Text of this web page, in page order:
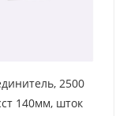
2500
140мм, шток